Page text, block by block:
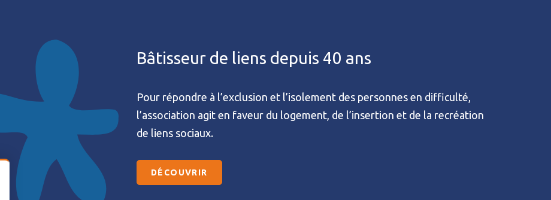
Bâtisseur de liens depuis 40 ans
Pour répondre à l’exclusion et l’isolement des personnes en difficulté,
l’association agit en faveur du logement, de l’insertion et de la recréation
de liens sociaux.
DÉCOUVRIR